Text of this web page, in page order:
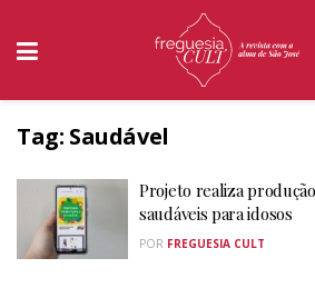
Tag: Saudável
Projeto realiza
saudáveis para idosos
POR FREGUESIA CULT